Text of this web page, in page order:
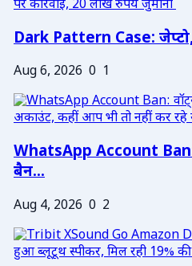
Dark Pattern Case:
Aug 6, 2026 0 1
WhatsApp Account
बैन...
Aug 4, 2026 0 2